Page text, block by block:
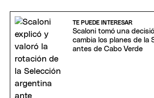
TE PUEDE INTERESAR
Scaloni tomó una
cambia los planes de la
antes de Cabo Verde